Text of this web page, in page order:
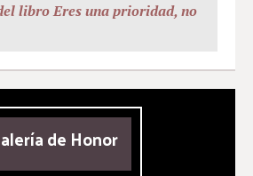
libro Eres una prioridad, no
de Honor